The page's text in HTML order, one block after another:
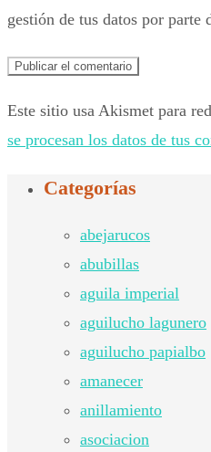
gestión de tus datos por parte
Este sitio usa Akismet para
se procesan los datos de tus
Categorías
abejarucos
abubillas
aguila imperial
aguilucho lagunero
aguilucho papialbo
amanecer
anillamiento
asociacion